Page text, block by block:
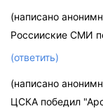
(написано
Россииские СМИ
(ответить)
(написано
ЦСКА победил